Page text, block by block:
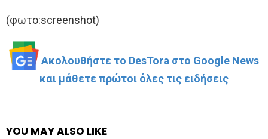
(φωτο:screenshot)
Ακολουθήστε το DesTora στο Google News
και μάθετε πρώτοι όλες τις ειδήσεις
YOU MAY ALSO LIKE